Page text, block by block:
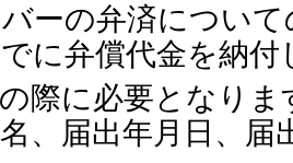
ーの弁済につい
に弁償代金を納
際に必要となり
、届出年月日、届